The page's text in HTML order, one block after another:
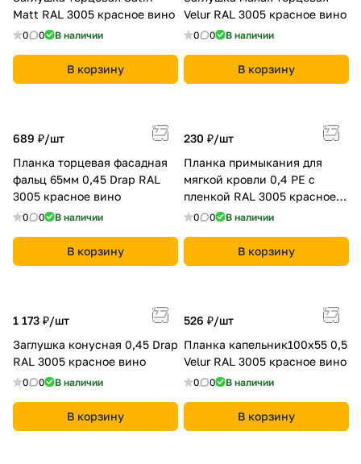
Мatt RAL 3005 красное вино
0 0 В наличии
В корзину
Velur RAL 3005 красное вино
0 0 В наличии
В корзину
689 ₽/шт
Планка торцевая фасадная
фальц 65мм 0,45 Drap RAL
3005 красное вино
0 0 В наличии
В корзину
230 ₽/шт
Планка примыкания для
мягкой кровли 0,4 PE с
пленкой RAL 3005 красное
вино
0 0 В наличии
В корзину
1 173 ₽/шт
Заглушка конусная 0,45 Drap
RAL 3005 красное вино
0 0 В наличии
В корзину
526 ₽/шт
Планка капельник100х55 0,5
Velur RAL 3005 красное вино
0 0 В наличии
В корзину